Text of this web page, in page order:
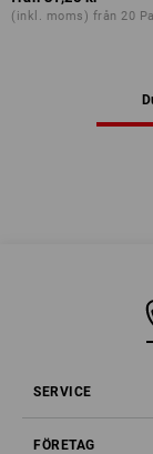
(inkl. moms) från 20
SERVICE
FÖRETAG